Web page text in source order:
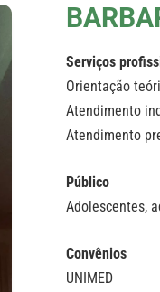
Serviços
Orientação
Atendimento
Atendimento
Público
Adolescentes,
Convênios
UNIMED